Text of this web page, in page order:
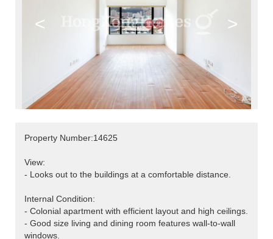
< >
Property Number:14625
View:
- Looks out to the buildings at a comfortable distance.
Internal Condition:
- Colonial apartment with efficient layout and high ceilings.
- Good size living and dining room features wall-to-wall
windows.